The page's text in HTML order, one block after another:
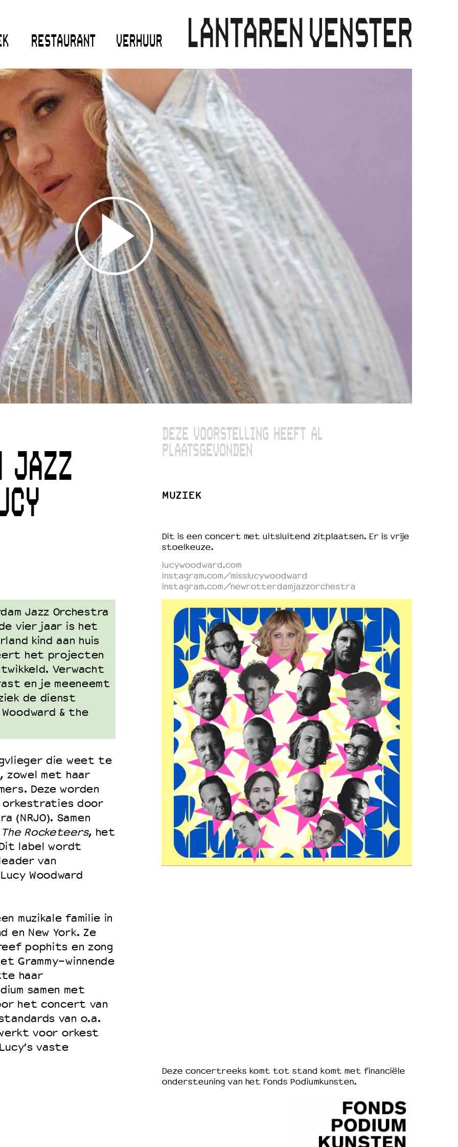
RESTAURANT VERHUUR
JAZZ
Jazz Orchestra
vier jaar is het
kind aan huis
het projecten
Verwacht
en je meeneemt
de dienst
& the
die weet te
zowel met haar
Deze worden
orkestraties door
(NRJO). Samen
The Rocketeers, het
Dit label wordt
van
Woodward
muzikale familie in
en New York. Ze
pophits en zong
Grammy-winnende
haar
samen met
het concert van
van o.a.
voor orkest
vaste
DEZE VOORSTELLING HEEFT AL
PLAATSGEVONDEN
MUZIEK
Dit is een concert met uitsluitend zitplaatsen. Er is vrije
stoelkeuze.
lucywoodward.com
instagram.com/misslucywoodward
instagram.com/newrotterdamjazzorchestra
Deze concertreeks komt tot stand komt met financiële
ondersteuning van het Fonds Podiumkunsten.